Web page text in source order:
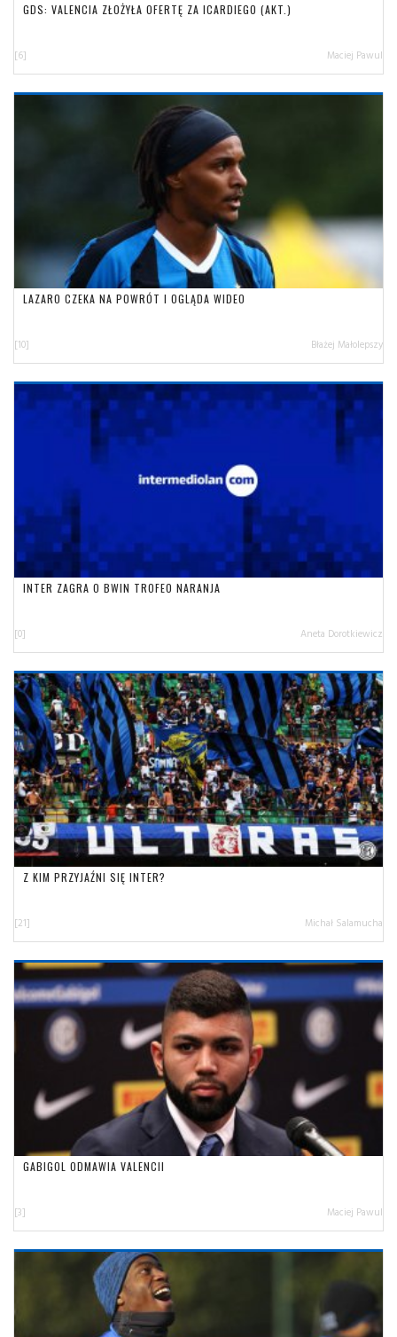
GDS: VALENCIA ZŁOŻYŁA OFERTĘ ZA ICARDIEGO (AKT.)
[6] Maciej Pawul
LAZARO CZEKA NA POWRÓT I OGLĄDA WIDEO
[10] Błażej Małolepszy
INTER ZAGRA O BWIN TROFEO NARANJA
[0] Aneta Dorotkiewicz
Z KIM PRZYJAŹNI SIĘ INTER?
[21] Michał Salamucha
GABIGOL ODMAWIA VALENCII
[3] Maciej Pawul